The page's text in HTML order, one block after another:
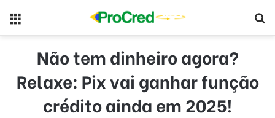
Não tem dinheiro agora?
Relaxe: Pix vai ganhar função
crédito ainda em 2025!